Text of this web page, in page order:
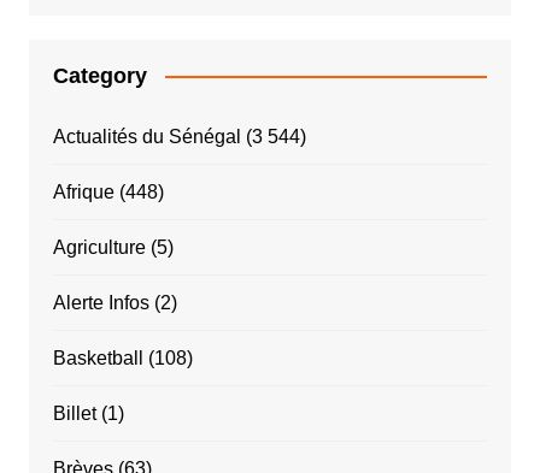
Category
Actualités du Sénégal (3 544)
Afrique(448)
Agriculture(5)
Alerte Infos(2)
Basketball (108)
Billet(1)
Brèves(63)